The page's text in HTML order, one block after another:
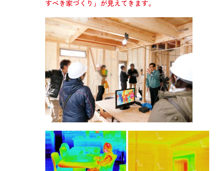
すべき家づくり」が見えてきます。